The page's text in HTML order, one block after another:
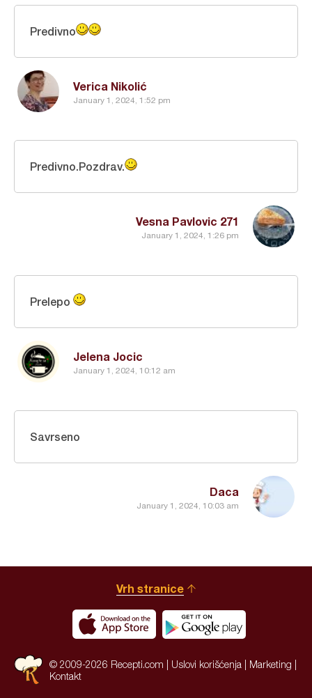
Verica Nikolić
January 1, 2024, 1:52 pm
Predivno
Vesna Pavlovic 271
January 1, 2024, 1:26 pm
Predivno.Pozdrav.
Jelena Jocic
January 1, 2024, 10:12 am
Prelepo
Daca
January 1, 2024, 10:03 am
Savrseno
Vrh stranice
© 2009-2026 Recepti.com | Uslovi korišćenja Marketing
Kontakt